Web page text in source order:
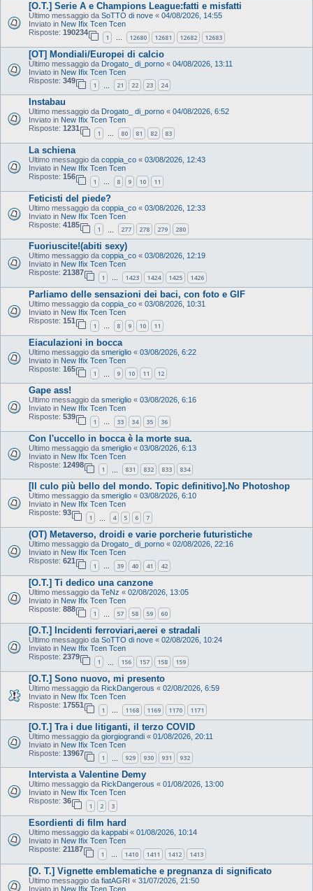
[O.T.] Serie A e Champions League:fatti e misfatti
Ultimo messaggio da SoTTO di nove « 04/08/2026, 14:55
Inviato in New Ifix Tcen Tcen
Risposte: 190234
1 … 12680 12681 12682 12683
[OT] Mondiali/Europei di calcio
Ultimo messaggio da Drogato_ di_porno « 04/08/2026, 13:11
Inviato in New Ifix Tcen Tcen
Risposte: 349
1 21 22 23 24
Instabau
Ultimo messaggio da Drogato_ di_porno « 04/08/2026, 6:52
Inviato in New Ifix Tcen Tcen
Risposte: 1231
1 … 80 81 82 83
La schiena
Ultimo messaggio da coppia_co « 03/08/2026, 12:43
Inviato in New Ifix Tcen Tcen
Risposte: 156
1 … 8 9 10 11
Feticisti del piede?
Ultimo messaggio da coppia_co « 03/08/2026, 12:33
Inviato in New Ifix Tcen Tcen
Risposte: 4185
1 277 278 279 280
Fuoriuscite!(abiti sexy)
Ultimo messaggio da coppia_co « 03/08/2026, 12:19
Inviato in New Ifix Tcen Tcen
Risposte: 21387
1 … 1423 1424 1425 1426
Parliamo delle sensazioni dei baci, con foto e GIF
Ultimo messaggio da coppia_co « 03/08/2026, 10:31
Inviato in New Ifix Tcen Tcen
Risposte: 151
1 … 8 9 10 11
Eiaculazioni in bocca
Ultimo messaggio da smeriglio « 03/08/2026, 6:22
Inviato in New Ifix Tcen Tcen
Risposte: 165
1 9 10 11 12
Gape ass!
Ultimo messaggio da smeriglio « 03/08/2026, 6:16
Inviato in New Ifix Tcen Tcen
Risposte: 539
1 … 33 34 35 36
Con l'uccello in bocca è la morte sua.
Ultimo messaggio da smeriglio « 03/08/2026, 6:13
Inviato in New Ifix Tcen Tcen
Risposte: 12498
1 831 832 833 834
[Il culo più bello del mondo. Topic definitivo].No Photoshop
Ultimo messaggio da smeriglio « 03/08/2026, 6:10
Inviato in New Ifix Tcen Tcen
Risposte: 93
1 4 5 6 7
(OT) Metaverso, droidi e varie porcherie futuristiche
Ultimo messaggio da Drogato_ di_porno « 02/08/2026, 22:16
Inviato in New Ifix Tcen Tcen
Risposte: 621
1 … 39 40 41 42
[O.T.] Ti dedico una canzone
Ultimo messaggio da TeNz « 02/08/2026, 13:05
Inviato in New Ifix Tcen Tcen
Risposte: 888
1 57 58 59 60
[O.T.] Incidenti ferroviari,aerei e stradali
Ultimo messaggio da SoTTO di nove « 02/08/2026, 10:24
Inviato in New Ifix Tcen Tcen
Risposte: 2379
1 156 157 158 159
[O.T.] Sono nuovo, mi presento
Ultimo messaggio da RickDangerous « 02/08/2026, 6:59
Inviato in New Ifix Tcen Tcen
Risposte: 17551
1 … 1168 1169 1170 1171
[O.T.] Tra i due litiganti, il terzo COVID
Ultimo messaggio da giorgiograndi « 01/08/2026, 20:11
Inviato in New Ifix Tcen Tcen
Risposte: 13967
1 929 930 931 932
Intervista a Valentine Demy
Ultimo messaggio da RickDangerous « 01/08/2026, 13:00
Inviato in New Ifix Tcen Tcen
Risposte: 36
1 2 3
Esordienti di film hard
Ultimo messaggio da kappabi « 01/08/2026, 10:14
Inviato in New Ifix Tcen Tcen
Risposte: 21187
1 … 1410 1411 1412 1413
[O. T.] Vignette emblematiche e pregnanza di significato
Ultimo messaggio da fiatAGRI « 31/07/2026, 21:50
Inviato in New Ifix Tcen Tcen